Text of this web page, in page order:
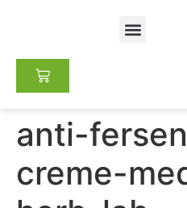
anti-
creme-